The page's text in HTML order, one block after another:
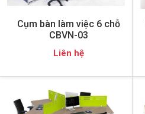
Cụm bàn làm việc 6 chỗ
CBVN-03
Liên hệ